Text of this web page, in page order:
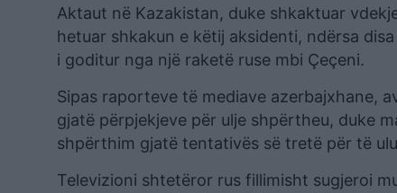
Aktaut në Kazakistan, duke shkaktuar
hetuar shkakun e këtij aksidenti, ndërsa
i goditur nga një raketë ruse mbi Çeçeni.
Sipas raporteve të mediave azerbajxhane,
gjatë përpjekjeve për ulje shpërtheu, duke
shpërthim gjatë tentativës së tretë për të
Televizioni shtetëror rus fillimisht sugjeroi